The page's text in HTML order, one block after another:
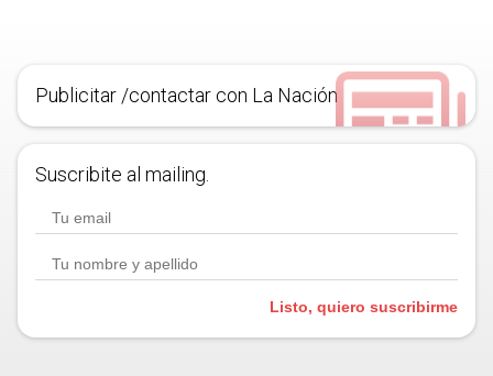
Publicitar /contactar con La Nación
Suscribite al mailing.
Listo, quiero suscribirme